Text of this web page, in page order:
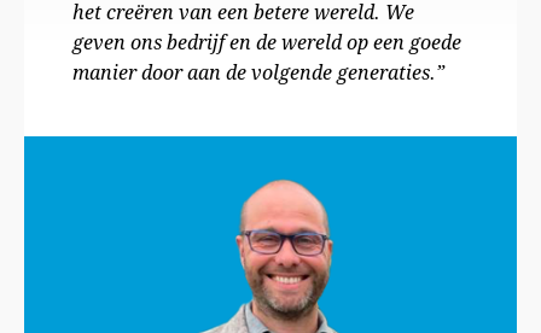
het creëren van een betere wereld. We
geven ons bedrijf en de wereld op een goede
manier door aan de volgende generaties.”